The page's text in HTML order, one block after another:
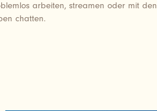
arbeiten, streamen oder mit den
chatten.